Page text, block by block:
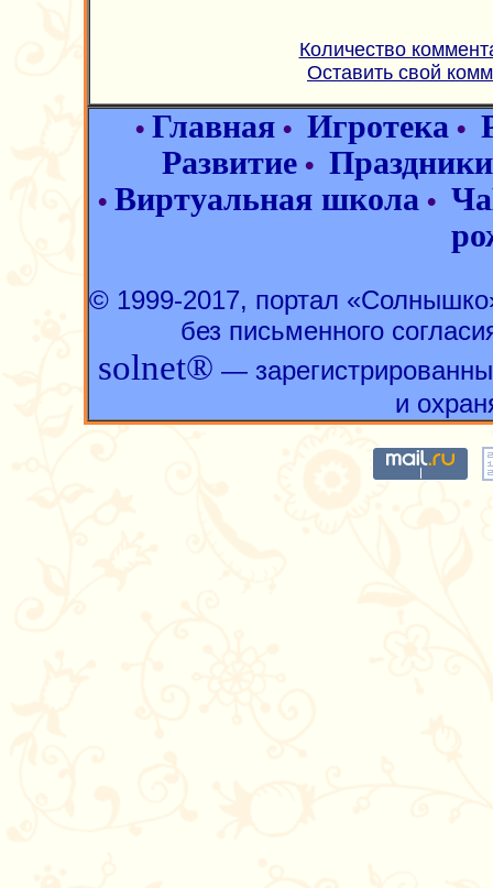
Количество
Оставить свой
• Главная • Игротека •
Развитие• Праздники
• Виртуальная школа •
© 1999-2017, портал
без письменного
solnet® —
и